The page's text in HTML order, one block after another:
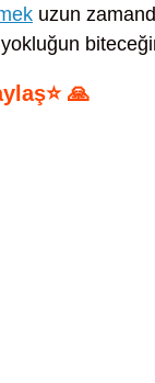
uzun
🙏